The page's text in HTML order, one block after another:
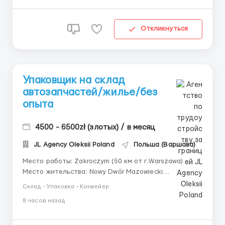
Откликнуться
Упаковщик на склад
автозапчастей/жилье/без
опыта
4500 - 6500zł (злотых) / в месяц
JL Agency Oleksii Poland Польша (Варшава)
Место работы: Zakroczym (50 км от г.Warszawa)
Место жительства: Nowy Dwór Mazowiecki
Гарантированная ставка: 25,33 zł нетто в час Для
студентов: 31,40 zł нетто в час Премии до 1000 zł
Обязанности: 1.Наклеивание штрих-кодов на
Склад - Упаковка - Конвейер
8 часов назад